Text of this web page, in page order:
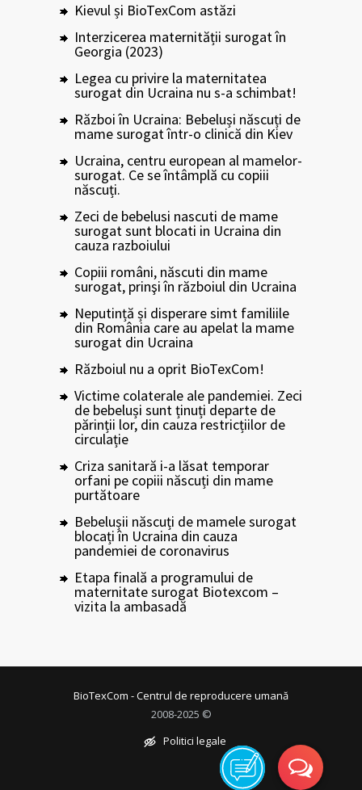
Kievul și BioTexCom astăzi
Interzicerea maternității surogat în
Georgia (2023)
Legea cu privire la maternitatea
surogat din Ucraina nu s-a schimbat!
Război în Ucraina: Bebeluși născuți de
mame surogat într-o clinică din Kiev
Ucraina, centru european al mamelor-
surogat. Ce se întâmplă cu copiii
născuți.
Zeci de bebelusi nascuti de mame
surogat sunt blocati in Ucraina din
cauza razboiului
Copiii români, născuti din mame
surogat, prinşi în războiul din Ucraina
Neputință și disperare simt familiile
din România care au apelat la mame
surogat din Ucraina
Războiul nu a oprit BioTexCom!
Victime colaterale ale pandemiei. Zeci
de bebeluși sunt ținuți departe de
părinții lor, din cauza restricțiilor de
circulație
Criza sanitară i-a lăsat temporar
orfani pe copiii născuți din mame
purtătoare
Bebelușii născuți de mamele surogat
blocați în Ucraina din cauza
pandemiei de coronavirus
Etapa finală a programului de
maternitate surogat Biotexcom –
vizita la ambasadă
2008-2025 ©
BioTexCom - Centrul de reproducere umană
Politici legale